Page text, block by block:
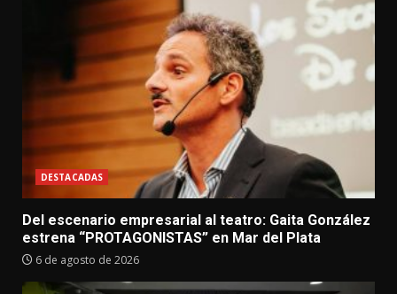
DESTACADAS
Del escenario empresarial al teatro: Gaita González
estrena “PROTAGONISTAS” en Mar del Plata
6 de agosto de 2026